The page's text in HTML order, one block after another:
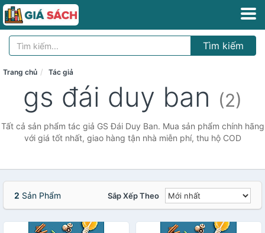
Tìm kiếm
Trang chủ Tác giả
gs đái duy ban (2)
Tất cả sản phẩm tác giả GS Đái Duy Ban. Mua sản phẩm chính hãng
với giá tốt nhất, giao hàng tận nhà miễn phí, thu hộ COD
2 Sản Phẩm Sắp Xếp Theo